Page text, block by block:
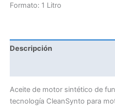
Formato: 1 Litro
Descripción
Aceite de motor sintético de
tecnología CleanSynto para